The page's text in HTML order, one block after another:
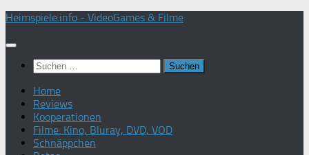
Zum
springen
Heimspiele.info - VideoGames & Filme
Suchen
nach:
Home
Reviews
Kooperationen
Filme: Kino, Bluray, DVD, VOD
Schnäppchen